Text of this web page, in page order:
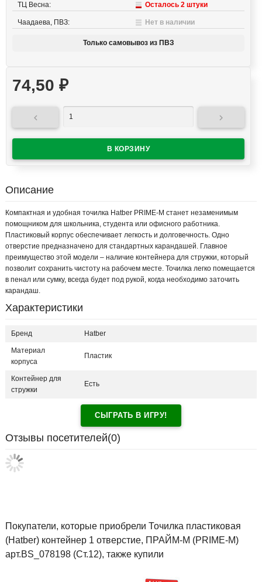
ТЦ Весна: Осталось 2 штуки
Чаадаева, ПВЗ: Нет в наличии
Только самовывоз из ПВЗ
74,50 ₽
 
Описание
Компактная и удобная точилка Hatber PRIME-M станет незаменимым
помощником для школьника, студента или офисного работника.
Пластиковый корпус обеспечивает легкость и долговечность. Одно
отверстие предназначено для стандартных карандашей. Главное
преимущество этой модели – наличие контейнера для стружки, который
позволит сохранить чистоту на рабочем месте. Точилка легко помещается
в пенал или сумку, всегда будет под рукой, когда необходимо заточить
карандаш.
Характеристики
Бренд Hatber
Материал
корпуса
Пластик
Контейнер для
стружки
Есть
СЫГРАТЬ В ИГРУ!
Отзывы посетителей(0)
Покупатели, которые приобрели Точилка пластиковая
(Hatber) контейнер 1 отверстие, ПРАЙМ-М (PRIME-M)
арт.BS_078198 (Ст.12), также купили